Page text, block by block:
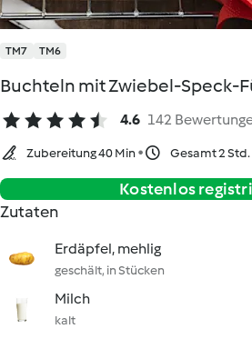
TM7 TM6
Buchteln mit Zwiebel-Speck-
4.6 142
Zubereitung 40 Min Gesamt 2 Std.
Kostenlos
Zutaten
Erdäpfel, mehlig
geschält, in Stücken
Milch
kalt